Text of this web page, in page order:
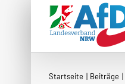
Startseite Beiträge